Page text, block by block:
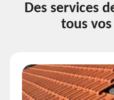
Des services
tous